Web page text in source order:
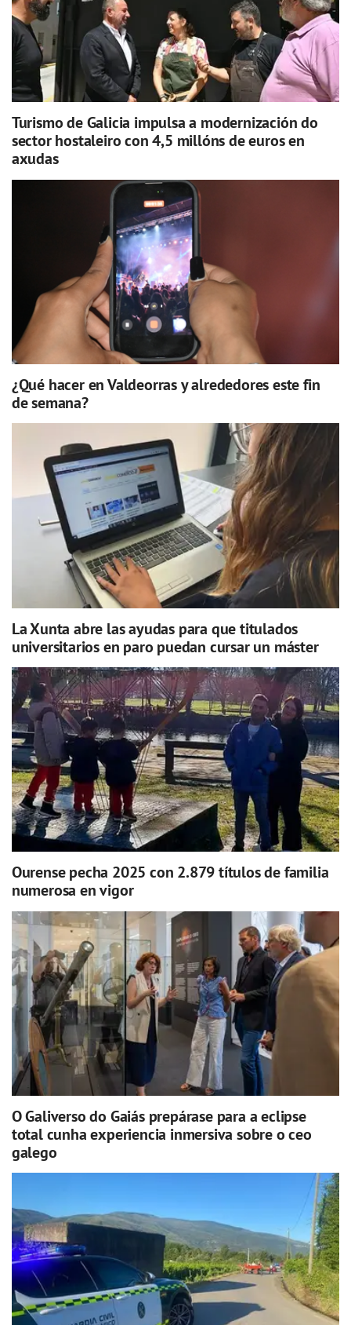
Turismo de Galicia impulsa a modernización do
sector hostaleiro con 4,5 millóns de euros en
axudas
¿Qué hacer en Valdeorras y alrededores este fin
de semana?
La Xunta abre las ayudas para que titulados
universitarios en paro puedan cursar un máster
Ourense pecha 2025 con 2.879 títulos de familia
numerosa en vigor
O Galiverso do Gaiás prepárase para a eclipse
total cunha experiencia inmersiva sobre o ceo
galego